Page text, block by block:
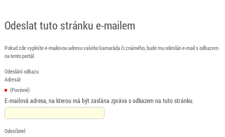
Odeslat tuto stránku e-mailem
Pokud zde vyplníte e-mailovou adresu vašeho kamaráda či známého, bude mu odeslán e-mail s odkazem
na tento portál.
Odeslání odkazu
Adresát
(Povinné)
E-mailová adresa, na kterou má být zaslána zpráva s odkazem na tuto stránku.
Odesílatel